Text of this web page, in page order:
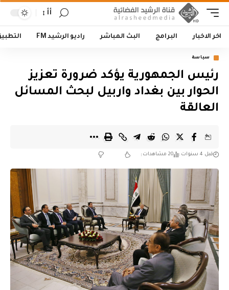
أأ
اخر الاخبار البرامج البث المباشر راديو الرشيد FM
سياسة
رئيس الجمهورية يؤكد ضرورة تعزيز
الحوار بين بغداد واربيل لبحث المسائل
العالقة
قبل 4 سنوات 20 مشاهدات